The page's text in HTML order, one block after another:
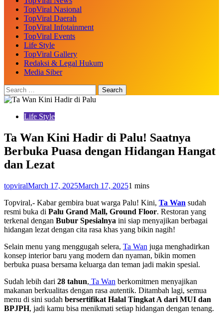
TopViral Nasional
TopViral Daerah
TopViral Infotainment
TopViral Events
Life Style
TopViral Gallery
Redaksi & Legal Hukum
Media Siber
Life Style
Ta Wan Kini Hadir di Palu! Saatnya
Berbuka Puasa dengan Hidangan Hangat
dan Lezat
topviralMarch 17, 2025March 17, 20251 mins
Topviral,- Kabar gembira buat warga Palu! Kini, Ta Wan sudah
resmi buka di Palu Grand Mall, Ground Floor. Restoran yang
terkenal dengan Bubur Spesialnya ini siap menyajikan berbagai
hidangan lezat dengan cita rasa khas yang bikin nagih!
Selain menu yang menggugah selera, Ta Wan juga menghadirkan
konsep interior baru yang modern dan nyaman, bikin momen
berbuka puasa bersama keluarga dan teman jadi makin spesial.
Sudah lebih dari 28 tahun, Ta Wan berkomitmen menyajikan
makanan berkualitas dengan rasa autentik. Ditambah lagi, semua
menu di sini sudah bersertifikat Halal Tingkat A dari MUI dan
BPJPH, jadi kamu bisa menikmati setiap hidangan dengan tenang.